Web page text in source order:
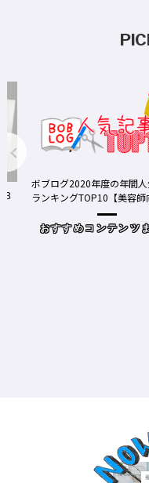
ボブログ2020年度の年間人気記
ランキングTOP10【美容師向け
おすすめコンテンツまとめ